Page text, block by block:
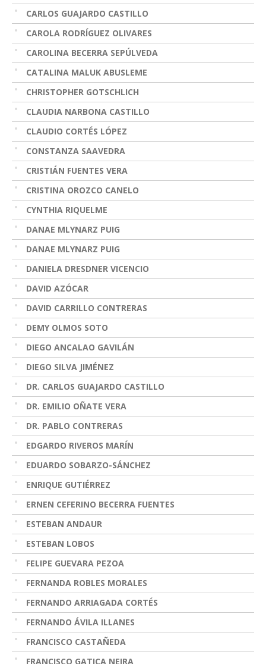
CARLOS GUAJARDO CASTILLO
CAROLA RODRÍGUEZ OLIVARES
CAROLINA BECERRA SEPÚLVEDA
CATALINA MALUK ABUSLEME
CHRISTOPHER GOTSCHLICH
CLAUDIA NARBONA CASTILLO
CLAUDIO CORTÉS LÓPEZ
CONSTANZA SAAVEDRA
CRISTIÁN FUENTES VERA
CRISTINA OROZCO CANELO
CYNTHIA RIQUELME
DANAE MLYNARZ PUIG
DANAE MLYNARZ PUIG
DANIELA DRESDNER VICENCIO
DAVID AZÓCAR
DAVID CARRILLO CONTRERAS
DEMY OLMOS SOTO
DIEGO ANCALAO GAVILÁN
DIEGO SILVA JIMÉNEZ
DR. CARLOS GUAJARDO CASTILLO
DR. EMILIO OÑATE VERA
DR. PABLO CONTRERAS
EDGARDO RIVEROS MARÍN
EDUARDO SOBARZO-SÁNCHEZ
ENRIQUE GUTIÉRREZ
ERNEN CEFERINO BECERRA FUENTES
ESTEBAN ANDAUR
ESTEBAN LOBOS
FELIPE GUEVARA PEZOA
FERNANDA ROBLES MORALES
FERNANDO ARRIAGADA CORTÉS
FERNANDO ÁVILA ILLANES
FRANCISCO CASTAÑEDA
FRANCISCO GATICA NEIRA